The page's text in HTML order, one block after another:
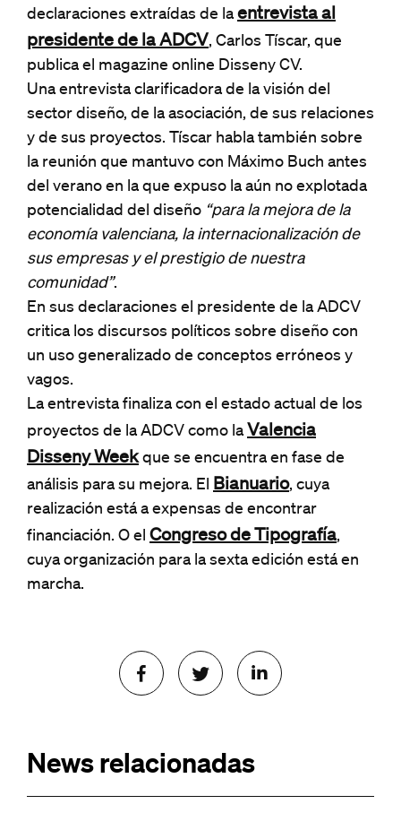
declaraciones extraídas de la entrevista al
presidente de la ADCV, Carlos Tíscar, que
publica el magazine online Disseny CV.
Una entrevista clarificadora de la visión del
sector diseño, de la asociación, de sus relaciones
y de sus proyectos. Tíscar habla también sobre
la reunión que mantuvo con Máximo Buch antes
del verano en la que expuso la aún no explotada
potencialidad del diseño “para la mejora de la
economía valenciana, la internacionalización de
sus empresas y el prestigio de nuestra
comunidad”.
En sus declaraciones el presidente de la ADCV
critica los discursos políticos sobre diseño con
un uso generalizado de conceptos erróneos y
vagos.
La entrevista finaliza con el estado actual de los
proyectos de la ADCV como la Valencia
Disseny Weekque se encuentra en fase de
análisis para su mejora. El
Bianuario, cuya
realización está a expensas de encontrar
financiación. O el Congreso de Tipografía,
cuya organización para la sexta edición está en
marcha.
News relacionadas